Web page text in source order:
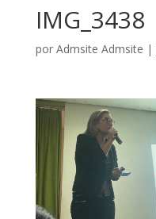
IMG_3438
por Admsite Admsite |